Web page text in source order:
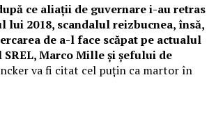
ce aliații de guvernare i-au retras
lui 2018, scandalul reizbucnea, însă,
de a-l face scăpat pe actualul
Marco Mille și șefului de
va fi citat cel puțin ca martor în